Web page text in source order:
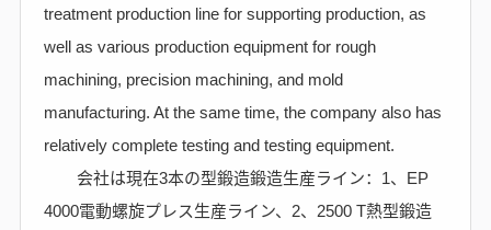
treatment production line for supporting production, as
well as various production equipment for rough
machining, precision machining, and mold
manufacturing. At the same time, the company also has
relatively complete testing and testing equipment.
会社は現在3本の型鍛造鍛造生産ライン：1、EP
4000電動螺旋プレス生産ライン、2、2500 T熱型鍛造